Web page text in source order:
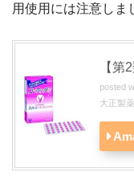
用使用には注意しま
【第2
posted
大正製